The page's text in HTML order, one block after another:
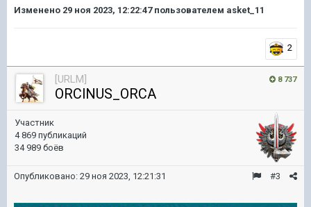
Изменено 29 ноя 2023, 12:22:47пользователем asket_11
2
8 737
[URLM]
ORClNUS_ORCA
Участник
4 869 публикаций
34 989 боёв
#3
Опубликовано: 29 ноя 2023, 12:21:31